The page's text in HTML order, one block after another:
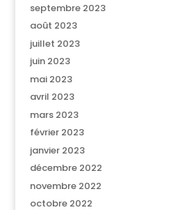
septembre 2023
août 2023
juillet 2023
juin 2023
mai 2023
avril 2023
mars 2023
février 2023
janvier 2023
décembre 2022
novembre 2022
octobre 2022